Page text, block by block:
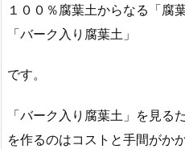
１００％腐葉土からなる「腐
「バーク入り腐葉土」
です。
「バーク入り腐葉土」を見る
を作るのはコストと手間がか